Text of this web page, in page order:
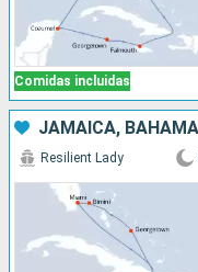
Comidas incluidas
Resilient Lady